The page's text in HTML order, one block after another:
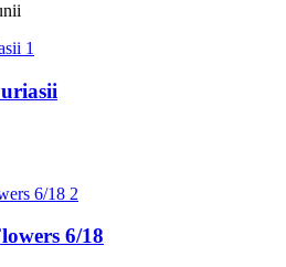
1
2
6/18